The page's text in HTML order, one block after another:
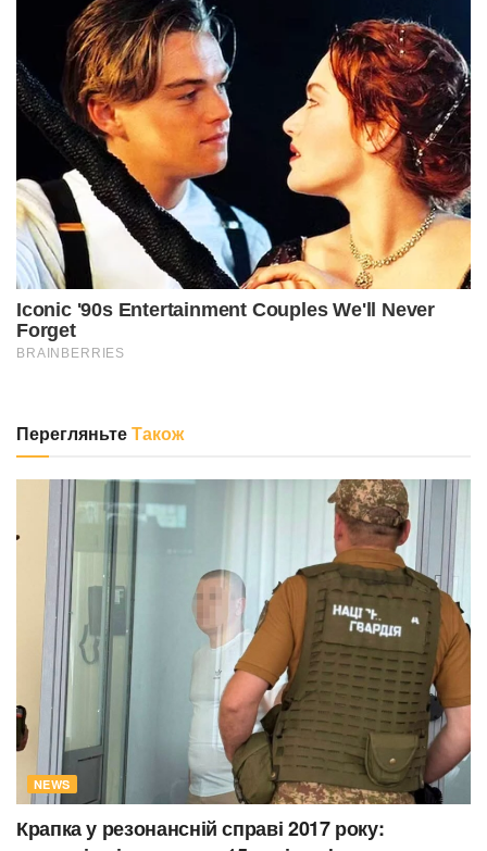
ПерегляньтеТакож
NEWS
Крапка у резонансній справі 2017 року: